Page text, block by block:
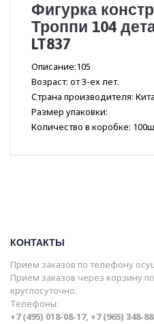
Фигурка
Троппи 104
LT837
Описание:105
Возраст: от 3-ех лет.
Страна производителя:
Размер упаковки:
Количество в коробке:
КОНТАКТЫ
Прием заказов по телефону
Прием заказов через корзину
круглосуточно.
Телефоны:
+7 (495) 018-08-17, +7 (965) 348-